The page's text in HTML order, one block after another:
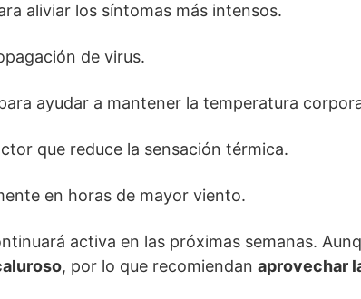
aliviar los síntomas más intensos.
de virus.
ayudar a mantener la temperatura
que reduce la sensación térmica.
en horas de mayor viento.
activa en las próximas semanas.
, por lo que recomiendan aprovechar